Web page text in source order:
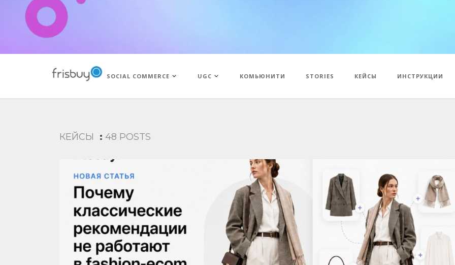
SOCIAL COMMERCE UGC КОМЬЮНИТИ STORIES КЕЙСЫ ИНСТРУКЦИИ
КЕЙСЫ : 48 POSTS